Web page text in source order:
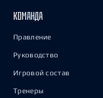
КОМАНДА
Правление
Руководство
Игровой состав
Тренеры